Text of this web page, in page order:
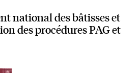
national des bâtisses et
des procédures PAG et